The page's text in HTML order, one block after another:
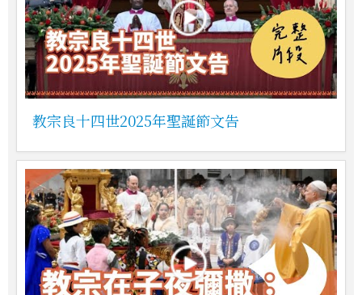
教宗良十四世2025年聖誕節文告